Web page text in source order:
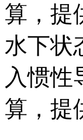
算，提
水下状
入惯性
算，提